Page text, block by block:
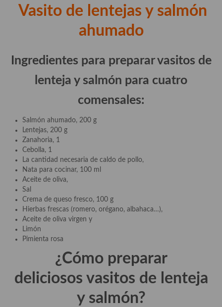
Cocina Azerí (Azerbaiyán)
Cocina Oriental
Cocina Tailandesa
Cocina Vietnamita
Cocina camboyana
Cocina Coreana
Cocina HIndú
Cocina China
Cocina del Pacifico
Cocina de Hawái
Cocina de Madagascar
Vasito de lentejas y salmón
ahumado
Ingredientes para preparar vasitos de
lenteja y salmón para cuatro
comensales:
Salmón ahumado, 200 g
Lentejas, 200 g
Zanahoria, 1
Cebolla, 1
La cantidad necesaria de caldo de pollo,
Nata para cocinar, 100 ml
Aceite de oliva,
Sal
Crema de queso fresco, 100 g
Hierbas frescas (romero, orégano, albahaca…),
Aceite de oliva virgen y
Limón
Pimienta rosa
¿Cómo preparar
deliciosos vasitos de lenteja
y salmón?